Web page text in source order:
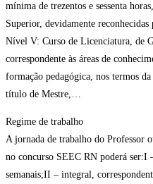
mínima de trezentos e sessenta
Superior, devidamente
Nível V: Curso de Licenciatura, de
correspondente às áreas de
formação pedagógica, nos termos
título de Mestre,…
Regime de trabalho
A jornada de trabalho do Professor
no concurso SEEC RN poderá ser:I
semanais;II – integral,